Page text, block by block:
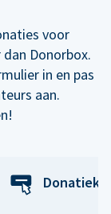
voor
Donorbox.
in en pas
aan.